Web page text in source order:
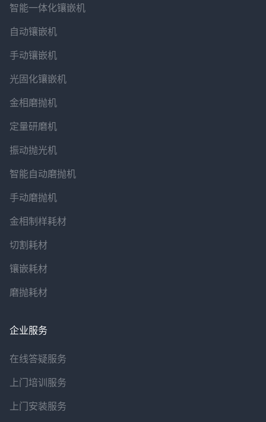
智能一体化镶嵌机
自动镶嵌机
手动镶嵌机
光固化镶嵌机
金相磨抛机
定量研磨机
振动抛光机
智能自动磨抛机
手动磨抛机
金相制样耗材
切割耗材
镶嵌耗材
磨抛耗材
企业服务
在线答疑服务
上门培训服务
上门安装服务